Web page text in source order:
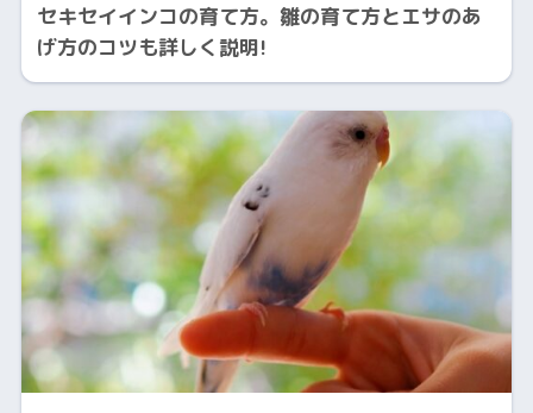
セキセイインコの育て方。雛の育て方とエサのあ
げ方のコツも詳しく説明!